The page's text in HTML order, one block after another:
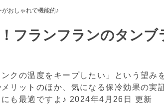
おしゃれで機能的♪
フランフランのタンブ
クの温度をキープしたい」という望み
リットのほか、気になる保冷効果の実
も最適ですよ♪ 2024年4月26日 更新